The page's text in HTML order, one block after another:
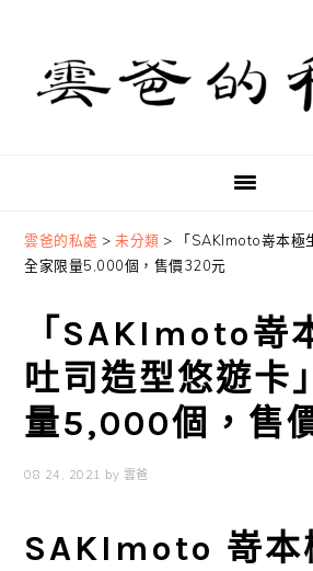
primary
navigation
content
primary
sidebar
雲爸的私處 >未分類 >
「SAKImoto嵜本極
全家限量5,000個，售價320元
「SAKImoto嵜
吐司造型悠遊卡
量5,000個，售
08 24, 2021 by 雲爸
SAKImoto 嵜本